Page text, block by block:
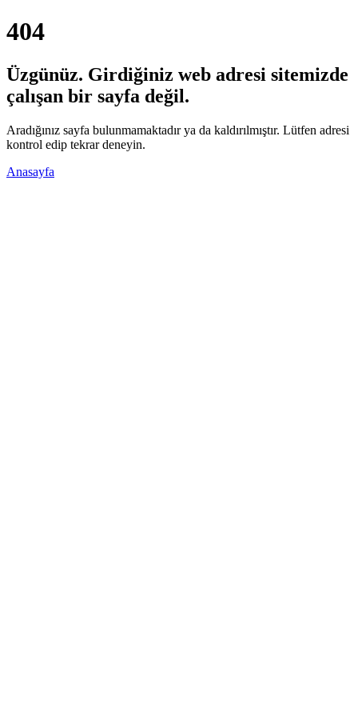
404
Üzgünüz. Girdiğiniz web adresi sitemizde
çalışan bir sayfa değil.
Aradığınız sayfa bulunmamaktadır ya da kaldırılmıştır. Lütfen adresi
kontrol edip tekrar deneyin.
Anasayfa